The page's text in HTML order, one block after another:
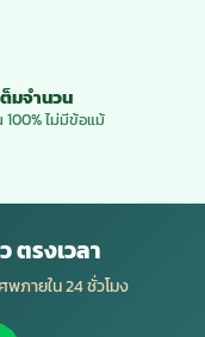
มจำนวน
ไม่มีข้อแม้
ตรงเวลา
ภายใน 24 ชั่วโมง